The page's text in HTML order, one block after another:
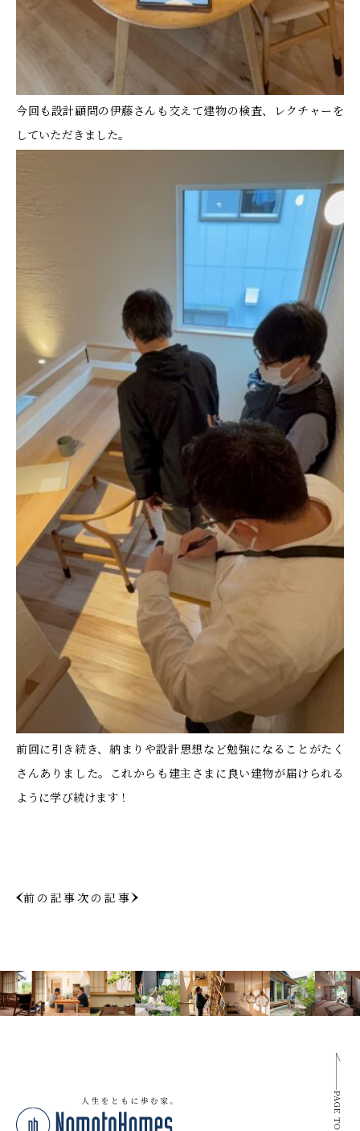
今回も設計顧問の伊藤さんも交えて建物の検査、レクチャーを
していただきました。
前回に引き続き、納まりや設計思想など勉強になることがたく
さんありました。これからも建主さまに良い建物が届けられる
ように学び続けます！
前の記事次の記事
PAGE TOP